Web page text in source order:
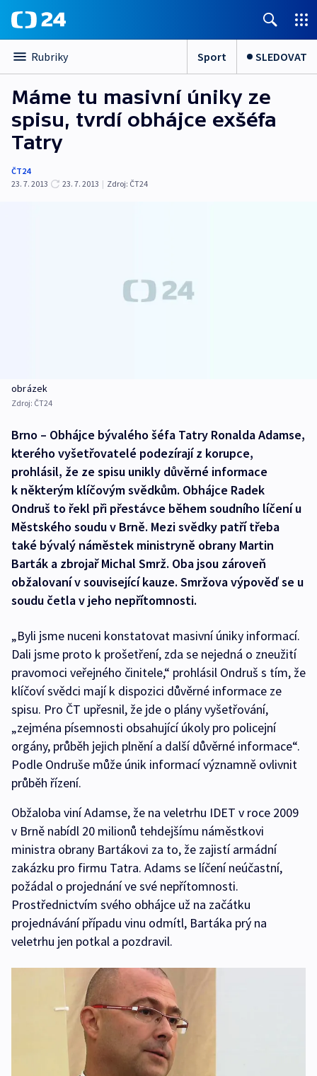
Rubriky Sport SLEDOVAT
Máme tu masivní úniky ze
spisu, tvrdí obhájce exšéfa
Tatry
ČT24
23. 7. 2013
23. 7. 2013 | Zdroj: ČT24
obrázek
Zdroj: ČT24
Brno – Obhájce bývalého šéfa Tatry Ronalda Adamse,
kterého vyšetřovatelé podezírají z korupce,
prohlásil, že ze spisu unikly důvěrné informace
k některým klíčovým svědkům. Obhájce Radek
Ondruš to řekl při přestávce během soudního líčení u
Městského soudu v Brně. Mezi svědky patří třeba
také bývalý náměstek ministryně obrany Martin
Barták a zbrojař Michal Smrž. Oba jsou zároveň
obžalovaní v související kauze. Smržova výpověď se u
soudu četla v jeho nepřítomnosti.
„Byli jsme nuceni konstatovat masivní úniky informací.
Dali jsme proto k prošetření, zda se nejedná o zneužití
pravomoci veřejného činitele,“ prohlásil Ondruš s tím, že
klíčoví svědci mají k dispozici důvěrné informace ze
spisu. Pro ČT upřesnil, že jde o plány vyšetřování,
„zejména písemnosti obsahující úkoly pro policejní
orgány, průběh jejich plnění a další důvěrné informace“.
Podle Ondruše může únik informací významně ovlivnit
průběh řízení.
Obžaloba viní Adamse, že na veletrhu IDET v roce 2009
v Brně nabídl 20 milionů tehdejšímu náměstkovi
ministra obrany Bartákovi za to, že zajistí armádní
zakázku pro firmu Tatra. Adams se líčení neúčastní,
požádal o projednání ve své nepřítomnosti.
Prostřednictvím svého obhájce už na začátku
projednávání případu vinu odmítl, Bartáka prý na
veletrhu jen potkal a pozdravil.